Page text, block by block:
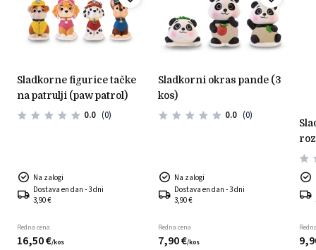
sladkorne figurice tačke
na patrulji (paw patrol)
0.0 (0)
Na zalogi
Dostava en dan - 3 dni
3,90 €
Redna cena
16,50€/kos
sladkorni okras pande (3
kos)
0.0 (0)
Na zalogi
Dostava en dan - 3 dni
3,90 €
Redna cena
7,90€/kos
sladkorni okras - zajček z
9,